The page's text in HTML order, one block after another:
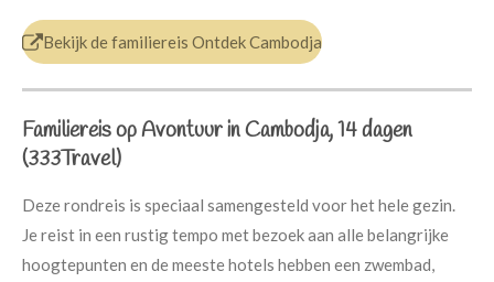
Bekijk de familiereis Ontdek Cambodja
Familiereis op Avontuur in Cambodja, 14 dagen
(333Travel)
Deze rondreis is speciaal samengesteld voor het hele gezin.
Je reist in een rustig tempo met bezoek aan alle belangrijke
hoogtepunten en de meeste hotels hebben een zwembad,